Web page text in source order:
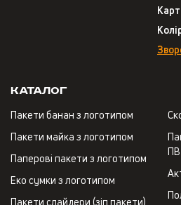
Каталог
Пакети банан з логотипом
Пакети майка з логотипом
Паперові пакети з логотипом
Еко сумки з логотипом
Пакети слайдери (зіп пакети)